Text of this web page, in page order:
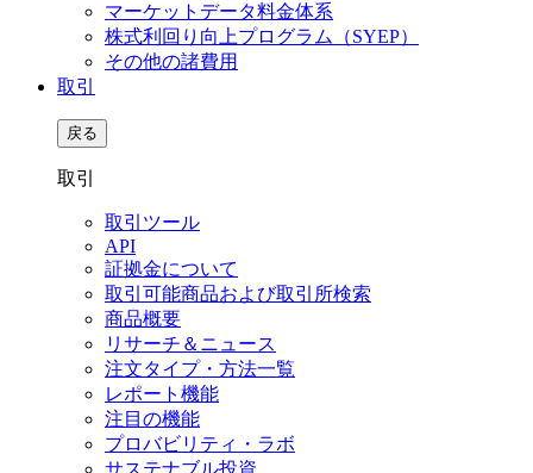
マーケットデータ料金体系
株式利回り向上プログラム（SYEP）
その他の諸費用
取引
戻る
取引
取引ツール
API
証拠金について
取引可能商品および取引所検索
商品概要
リサーチ＆ニュース
注文タイプ・方法一覧
レポート機能
注目の機能
プロバビリティ・ラボ
サステナブル投資